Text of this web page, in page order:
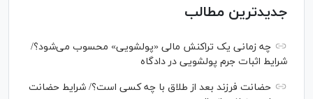
جدیدترین مطالب
چه زمانی یک تراکنش مالی «پولشویی» محسوب می‌شود؟/
شرایط اثبات جرم پولشویی در دادگاه
حضانت فرزند بعد از طلاق با چه کسی است؟/ شرایط حضانت